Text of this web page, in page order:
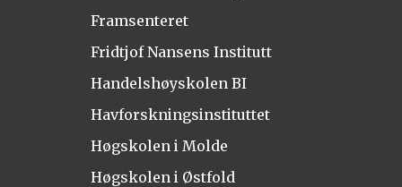
Framsenteret
Fridtjof Nansens Institutt
Handelshøyskolen BI
Havforskningsinstituttet
Høgskolen i Molde
Høgskolen i Østfold